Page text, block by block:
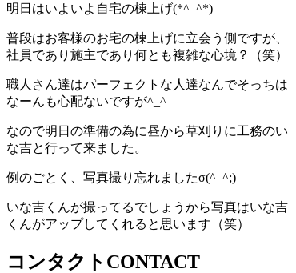
明日はいよいよ自宅の棟上げ(*^_^*)
普段はお客様のお宅の棟上げに立会う側ですが、
社員であり施主であり何とも複雑な心境？（笑）
職人さん達はパーフェクトな人達なんでそっちは
なーんも心配ないですが^_^
なので明日の準備の為に昼から草刈りに工務のい
な吉と行って来ました。
例のごとく、写真撮り忘れましたσ(^_^;)
いな吉くんが撮ってるでしょうから写真はいな吉
くんがアップしてくれると思います（笑）
コンタクト CONTACT